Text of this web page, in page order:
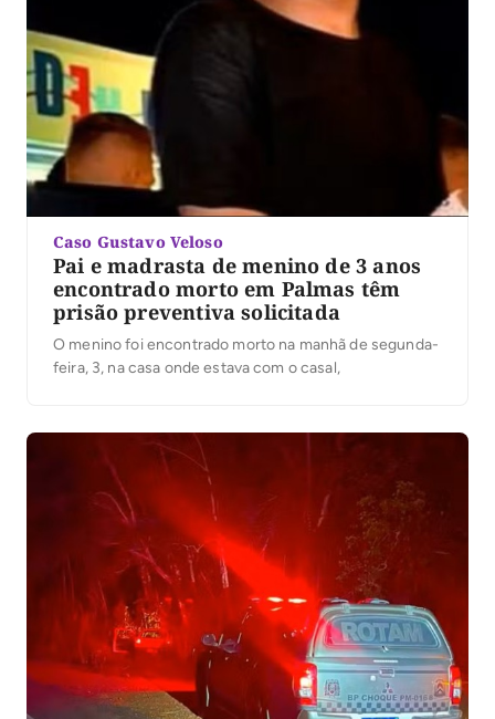
Caso Gustavo Veloso
Pai e madrasta de menino de 3 anos
encontrado morto em Palmas têm
prisão preventiva solicitada
O menino foi encontrado morto na manhã de segunda-
feira, 3, na casa onde estava com o casal,